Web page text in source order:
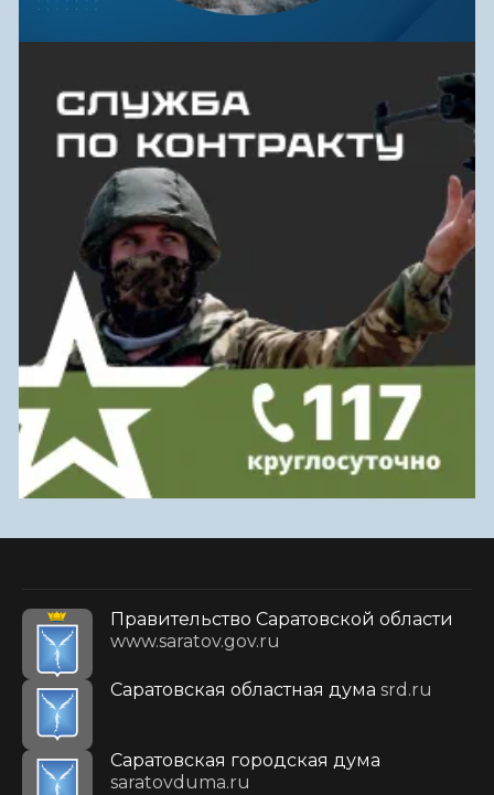
Правительство Саратовской области
www.saratov.gov.ru
Саратовская областная дума srd.ru
Саратовская городская дума
saratovduma.ru